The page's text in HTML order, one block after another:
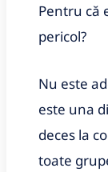
Pentru că
pericol?
Nu este
este una
deces la
toate